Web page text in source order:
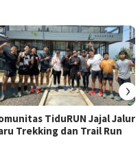
TiduRUN Jajal Jalur
Trekking dan Trail Run
›